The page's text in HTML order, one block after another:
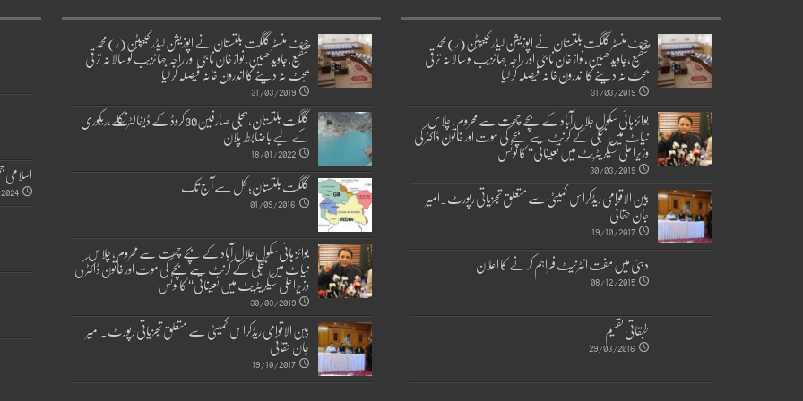
چیف منسٹر گلگت بلتستان نے اپوزیشن لیڈر کیپٹن(ر)محمد
شفیع،جاوید حسین،نواز خان ناجی اور راجہ جہانزیب کو سالانہ ترقی
بجٹ نہ دینے کا اندرون خانہ فیصلہ کر لیا
31/03/2019
بوائز ہائی سکول جلال آباد کے بچے چھت سے محروم ، چلاس
نیاٹ میں بجلی کے کرنٹ سے بچے کی موت اور خاتون ڈاکٹر کی
وزیراعلیٰ سیکریٹریٹ میں تعیناتی‘‘ کا نوٹس
30/03/2019
بین الاقوامی ریڈکراس کمیٹی سے متعلق تجزیاتی رپورٹ۔امیر
جان حقانی
19/10/2017
دبئی میں مفت انٹرنیٹ فراہم کرنے کا اعلان
08/12/2015
طبقاتی تقسیم
29/03/2016
چیف منسٹر گلگت بلتستان نے اپوزیشن لیڈر کیپٹن(ر)محمد
شفیع،جاوید حسین،نواز خان ناجی اور راجہ جہانزیب کو سالانہ ترقی
بجٹ نہ دینے کا اندرون خانہ فیصلہ کر لیا
31/03/2019
گلگت بلتستان، بجلی صارفین30کروڈ کے ڈیفالٹر نکلے,ریکوری کے لیے باضابطہ پلان
18/01/2022
گلگت بلتستان؛ کل سے آج تک
01/09/2016
بوائز ہائی سکول جلال آباد کے بچے چھت سے محروم ، چلاس
نیاٹ میں بجلی کے کرنٹ سے بچے کی موت اور خاتون ڈاکٹر کی
وزیراعلیٰ سیکریٹریٹ میں تعیناتی‘‘ کا نوٹس
30/03/2019
بین الاقوامی ریڈکراس کمیٹی سے متعلق تجزیاتی رپورٹ۔امیر
جان حقانی
19/10/2017